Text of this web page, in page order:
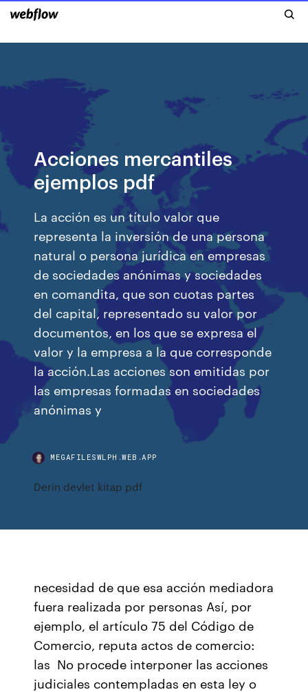
Acciones mercantiles
ejemplos pdf
La acción es un título valor que
representa la inversión de una persona
natural o persona jurídica en empresas
de sociedades anónimas y sociedades
en comandita, que son cuotas partes
del capital, representado su valor por
documentos, en los que se expresa el
valor y la empresa a la que corresponde
la acción.Las acciones son emitidas por
las empresas formadas en sociedades
anónimas y
MEGAFILESWLPH.WEB.APP
Derin devlet kitap pdf
necesidad de que esa acción mediadora
fuera realizada por personas Así, por
ejemplo, el artículo 75 del Código de
Comercio, reputa actos de comercio:
las No procede interponer las acciones
judiciales contempladas en esta ley o